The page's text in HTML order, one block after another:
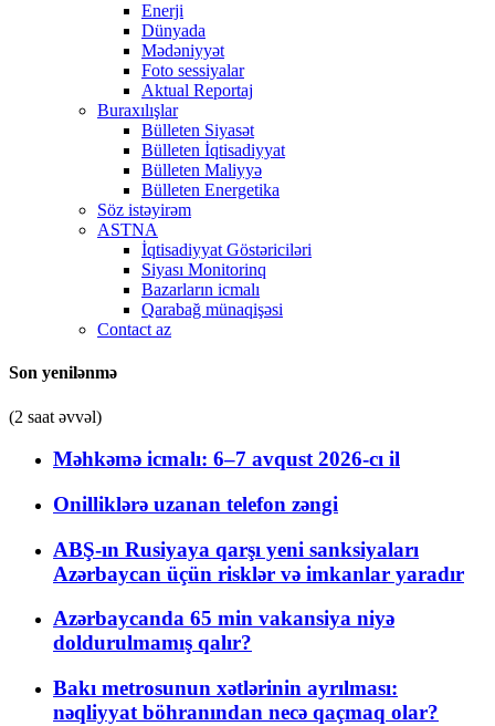
Enerji
Dünyada
Mədəniyyət
Foto sessiyalar
Aktual Reportaj
Buraxılışlar
Bülleten Siyasət
Bülleten İqtisadiyyat
Bülleten Maliyyə
Bülleten Energetika
Söz istəyirəm
ASTNA
İqtisadiyyat Göstəriciləri
Siyası Monitorinq
Bazarların icmalı
Qarabağ münaqişəsi
Contact az
Son yenilənmə
(2 saat əvvəl)
Məhkəmə icmalı: 6–7 avqust 2026-cı il
Onilliklərə uzanan telefon zəngi
ABŞ-ın Rusiyaya qarşı yeni sanksiyaları
Azərbaycan üçün risklər və imkanlar yaradır
Azərbaycanda 65 min vakansiya niyə
doldurulmamış qalır?
Bakı metrosunun xətlərinin ayrılması:
nəqliyyat böhranından necə qaçmaq olar?